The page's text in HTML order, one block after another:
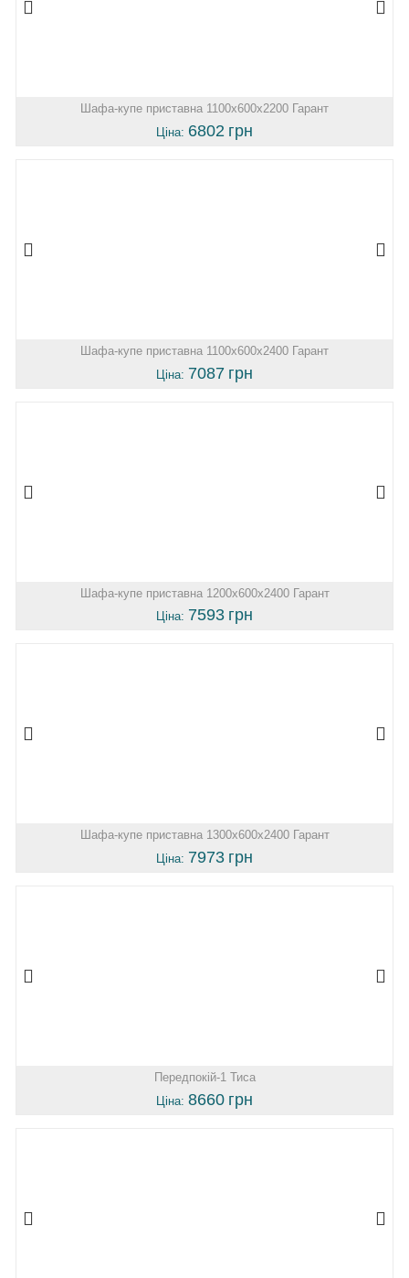
Шафа-купе приставна 1100х600х2200 Гарант
Ціна: 6802 грн
Шафа-купе приставна 1100х600х2400 Гарант
Ціна: 7087 грн
Шафа-купе приставна 1200х600х2400 Гарант
Ціна: 7593 грн
Шафа-купе приставна 1300х600х2400 Гарант
Ціна: 7973 грн
Передпокій-1 Тиса
Ціна: 8660 грн